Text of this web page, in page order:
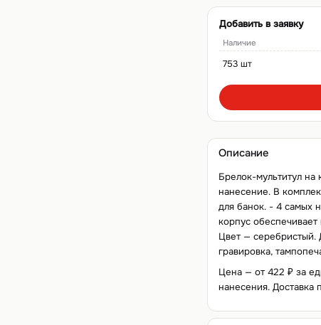
Добавить в заявку
Наличие
753 шт
Описание
Брелок-мультитул
нанесение. В
для банок. - 4 самых
корпус
Цвет — серебристый.
гравировка,
Цена — от 422 ₽ за
нанесения. Доставка